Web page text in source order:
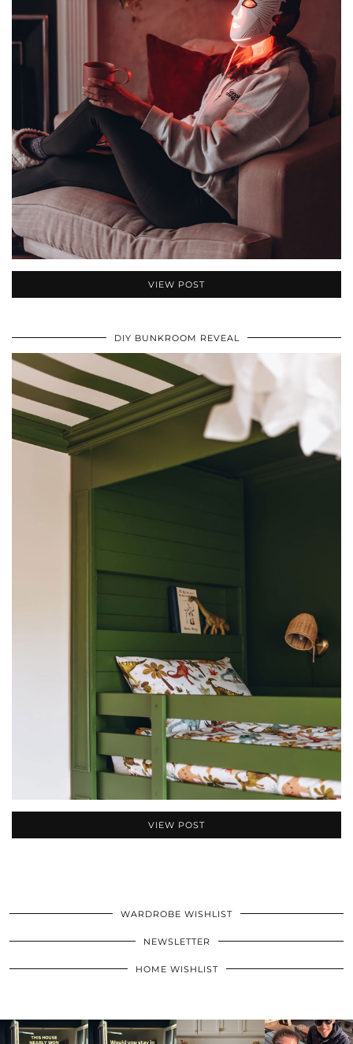
VIEW POST
DIY BUNKROOM REVEAL
VIEW POST
WARDROBE WISHLIST
NEWSLETTER
HOME WISHLIST